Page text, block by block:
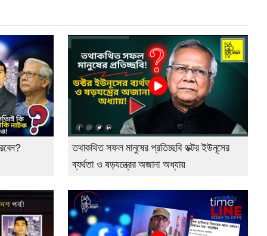
তথাকথিত সফল মানুষের প্রতিচ্ছবি ডক্টর ইউনূসের
ব্যর্থতা ও ষড়যন্ত্রের অজানা অধ্যায়